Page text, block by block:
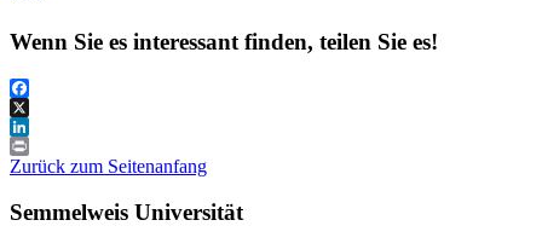
Wenn Sie es interessant finden, teilen Sie es!
Facebook
X
LinkedIn
Print
Zurück zum Seitenanfang
Semmelweis Universität